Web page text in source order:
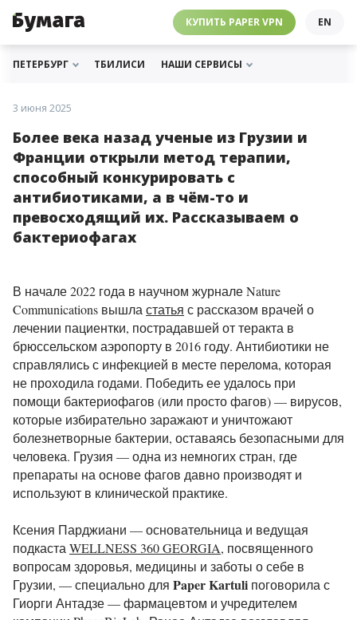
КУПИТЬ PAPER VPN EN
РАССЫЛКИ
МЫ В ИНСТАГРАМЕ
ПОДДЕРЖАТЬ «БУМАГУ»
ПЕТЕРБУРГ ТБИЛИСИ НАШИ СЕРВИСЫ
ЧЕБУРНЕТ
⛔️ ГАЙД ПРО ЧЕБУРНЕТ
МЫ В ТЕЛЕГРАМЕ
PAPER VPN
3 июня 2025
Более века назад ученые из Грузии и
Франции открыли метод терапии,
способный конкурировать с
антибиотиками, а в чём-то и
превосходящий их. Рассказываем о
бактериофагах
В начале 2022 года в научном журнале Nature
Communications вышла статья с рассказом врачей о
лечении пациентки, пострадавшей от теракта в
брюссельском аэропорту в 2016 году. Антибиотики не
справлялись с инфекцией в месте перелома, которая
не проходила годами. Победить ее удалось при
помощи бактериофагов (или просто фагов) — вирусов,
которые избирательно заражают и уничтожают
болезнетворные бактерии, оставаясь безопасными для
человека. Грузия — одна из немногих стран, где
препараты на основе фагов давно производят и
используют в клинической практике.
Ксения Парджиани — основательница и ведущая
подкаста WELLNESS 360 GEORGIA, посвященного
вопросам здоровья, медицины и заботы о себе в
Грузии, — специально для Paper Kartuli поговорила с
Гиорги Антадзе — фармацевтом и учредителем